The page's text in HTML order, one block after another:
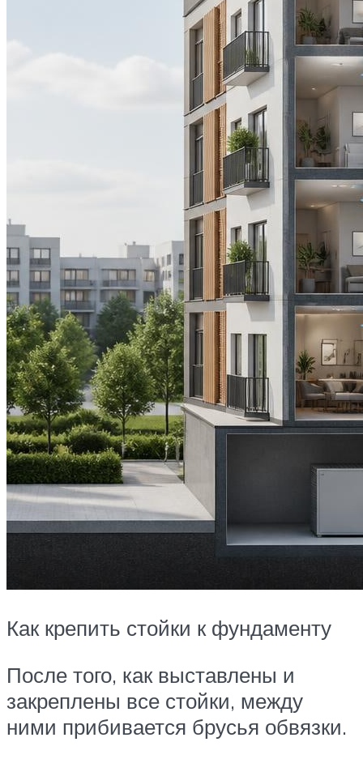
Как крепить стойки к фундаменту
После того, как выставлены и
закреплены все стойки, между
ними прибивается брусья обвязки.